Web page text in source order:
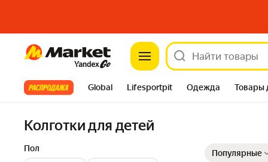
Market
Все хиты Global Lifesportpit Одежда Товары
Колготки для детей
Пол
Популярные